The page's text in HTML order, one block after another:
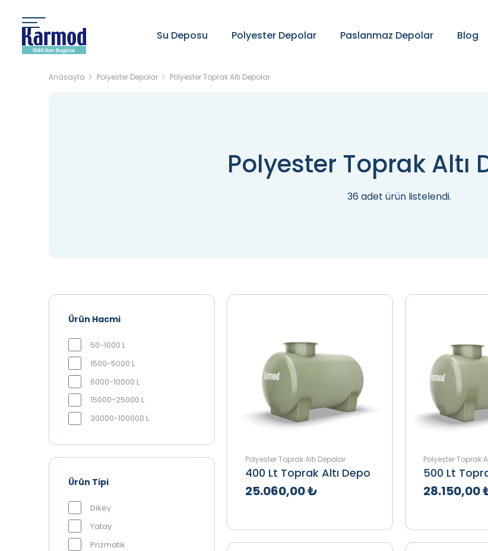
Su Deposu Polyester Depolar Paslanmaz Depolar Blog
Anasayfa Polyester Depolar Polyester Toprak Altı Depolar
Polyester Toprak Altı
36 adet ürün listelendi.
Ürün Hacmi
50-1000 L
1500-5000 L
6000-10000 L
15000-25000 L
30000-100000 L
Ürün Tipi
Dikey
Yatay
Prizmatik
Polyester Toprak Altı Depolar
400 Lt Toprak Altı Depo
25.060,00 ₺
Teklif Al İncele
Polyester Toprak
500 Lt
28.150,00
Teklif Al